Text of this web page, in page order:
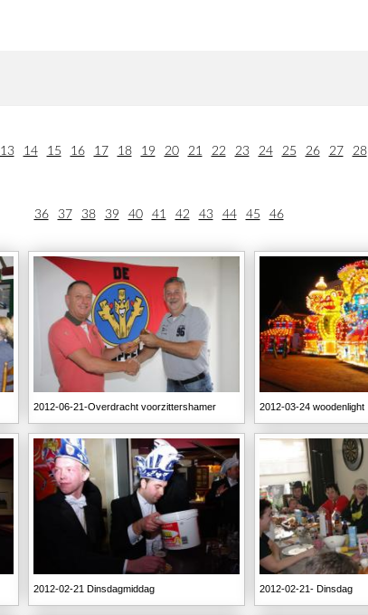
13 14 15 16 17 18 19 20 21 22 23 24 25 26 27 28
36 37 38 39 40 41 42 43 44 45 46
2012-06-21-Overdracht voorzittershamer 2012-03-24 woodenlight
2012-02-21 Dinsdagmiddag 2012-02-21- Dinsdag